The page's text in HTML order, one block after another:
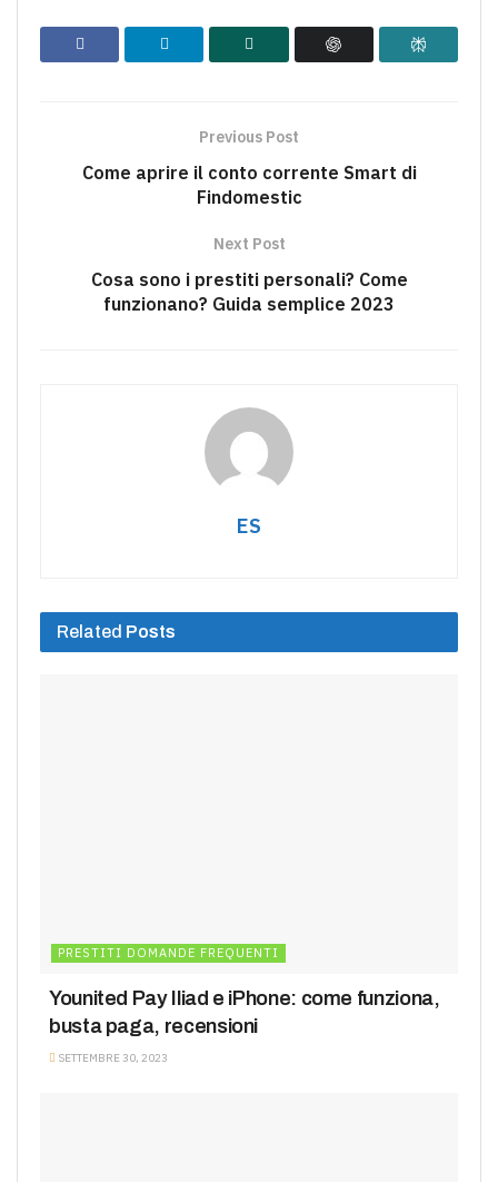
Previous Post
Come aprire il conto corrente Smart di
Findomestic
Next Post
Cosa sono i prestiti personali? Come
funzionano? Guida semplice 2023
ES
Related Posts
PRESTITI DOMANDE FREQUENTI
Younited Pay Iliad e iPhone: come funziona,
busta paga, recensioni
SETTEMBRE 30, 2023